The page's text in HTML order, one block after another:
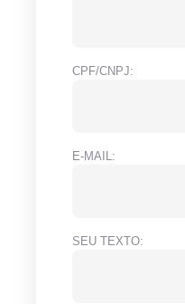
CPF/CNPJ:
E-MAIL:
SEU TEXTO: